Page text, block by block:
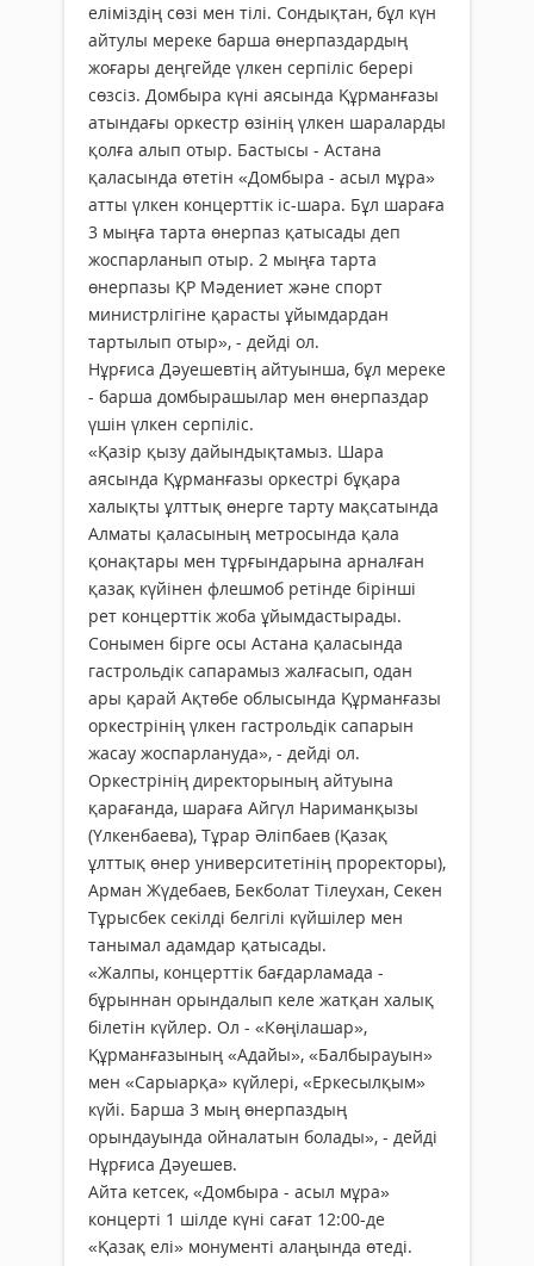
еліміздің сөзі мен тілі. Сондықтан, бұл күн
айтулы мереке барша өнерпаздардың
жоғары деңгейде үлкен серпіліс берері
сөзсіз. Домбыра күні аясында Құрманғазы
атындағы оркестр өзінің үлкен шараларды
қолға алып отыр. Бастысы - Астана
қаласында өтетін «Домбыра - асыл мұра»
атты үлкен концерттік іс-шара. Бұл шараға
3 мыңға тарта өнерпаз қатысады деп
жоспарланып отыр. 2 мыңға тарта
өнерпазы ҚР Мәдениет және спорт
министрлігіне қарасты ұйымдардан
тартылып отыр», - дейді ол.
Нұрғиса Дәуешевтің айтуынша, бұл мереке
- барша домбырашылар мен өнерпаздар
үшін үлкен серпіліс.
«Қазір қызу дайындықтамыз. Шара
аясында Құрманғазы оркестрі бұқара
халықты ұлттық өнерге тарту мақсатында
Алматы қаласының метросында қала
қонақтары мен тұрғындарына арналған
қазақ күйінен флешмоб ретінде бірінші
рет концерттік жоба ұйымдастырады.
Сонымен бірге осы Астана қаласында
гастрольдік сапарамыз жалғасып, одан
ары қарай Ақтөбе облысында Құрманғазы
оркестрінің үлкен гастрольдік сапарын
жасау жоспарлануда», - дейді ол.
Оркестрінің директорының айтуына
қарағанда, шараға Айгүл Нариманқызы
(Үлкенбаева), Тұрар Әліпбаев (Қазақ
ұлттық өнер университетінің проректоры),
Арман Жүдебаев, Бекболат Тілеухан, Секен
Тұрысбек секілді белгілі күйшілер мен
танымал адамдар қатысады.
«Жалпы, концерттік бағдарламада -
бұрыннан орындалып келе жатқан халық
білетін күйлер. Ол - «Көңілашар»,
Құрманғазының «Адайы», «Балбырауын»
мен «Сарыарқа» күйлері, «Еркесылқым»
күйі. Барша 3 мың өнерпаздың
орындауында ойналатын болады», - дейді
Нұрғиса Дәуешев.
Айта кетсек, «Домбыра - асыл мұра»
концерті 1 шілде күні сағат 12:00-де
«Қазақ елі» монументі алаңында өтеді.